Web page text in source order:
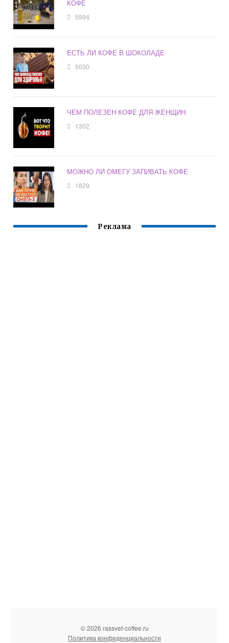
КОФЕ
5994
ЕСТЬ ЛИ КОФЕ В ШОКОЛАДЕ
5030
ЧЕМ ПОЛЕЗЕН КОФЕ ДЛЯ ЖЕНЩИН
1302
МОЖНО ЛИ ОМЕГУ ЗАПИВАТЬ КОФЕ
1829
Реклама
© 2026 rassvet-coffee.ru
Политика конфиденциальности